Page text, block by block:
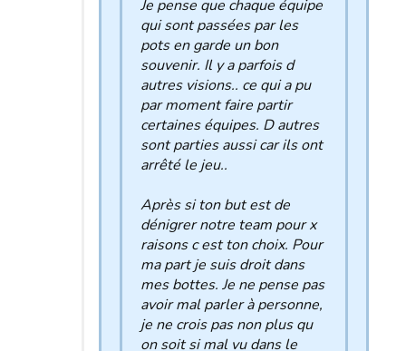
Je pense que chaque équipe
qui sont passées par les
pots en garde un bon
souvenir. Il y a parfois d
autres visions.. ce qui a pu
par moment faire partir
certaines équipes. D autres
sont parties aussi car ils ont
arrêté le jeu..
Après si ton but est de
dénigrer notre team pour x
raisons c est ton choix. Pour
ma part je suis droit dans
mes bottes. Je ne pense pas
avoir mal parler à personne,
je ne crois pas non plus qu
on soit si mal vu dans le